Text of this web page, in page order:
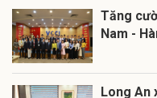
Tăng
Nam -
Long An